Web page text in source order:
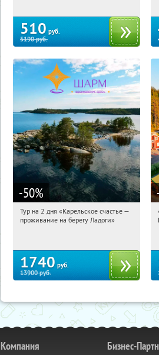
510 руб.
5190руб.
-50%
16:11:13 Купили:39
Тур на 2 дня «Карельское счастье —
проживание на берегу Ладоги»
1740 руб.
13900руб.
Компания Бизнес-